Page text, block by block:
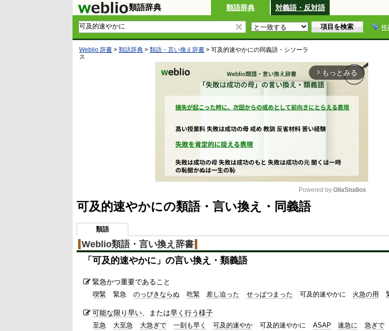
類語辞典 類語辞典 対義語・反対語
検
Weblio 辞書 > 類語辞典 > 類語・言い換え辞書 > 可及的速やかにの同義語・シソーラ
ス
arrow_forward_ios もっとみる
Powered by GliaStudios
可及的速やかにの類語・言い換え・同義語
類語
Weblio類語・言い換え辞書
「 可及的速やかに 」の言い換え・類義語
緊急かつ重要であること
喫緊 緊急 のっぴきならぬ 吃緊 差し迫った せっぱつまった 可及的速やかに 火急の用
可能な限り早い、または早く行う様子
至急 大至急 大急ぎで 一刻も早く 可及的速やか 可及的速やかに ASAP 速急に 急ぎで